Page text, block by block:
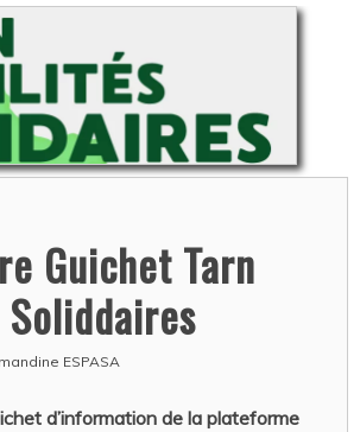
Guichet Tarn
ESPASA
d’information de la plateforme